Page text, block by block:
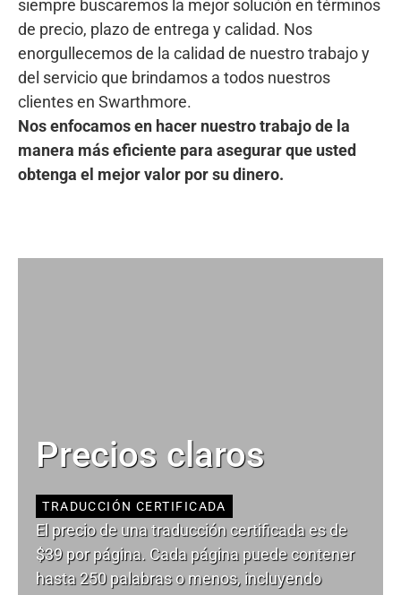
siempre buscaremos la mejor solución en términos
de precio, plazo de entrega y calidad. Nos
enorgullecemos de la calidad de nuestro trabajo y
del servicio que brindamos a todos nuestros
clientes en Swarthmore.
Nos enfocamos en hacer nuestro trabajo de la
manera más eficiente para asegurar que usted
obtenga el mejor valor por su dinero.
Precios claros
TRADUCCIÓN CERTIFICADA
El precio de una traducción certificada es de
$39 por página. Cada página puede contener
hasta 250 palabras o menos, incluyendo